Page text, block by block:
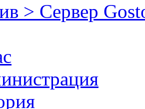
> Сервер